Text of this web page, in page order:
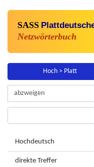
SASS
Netzwörterbuch
Hoch > Platt
Hochdeutsch
direkte Treffer